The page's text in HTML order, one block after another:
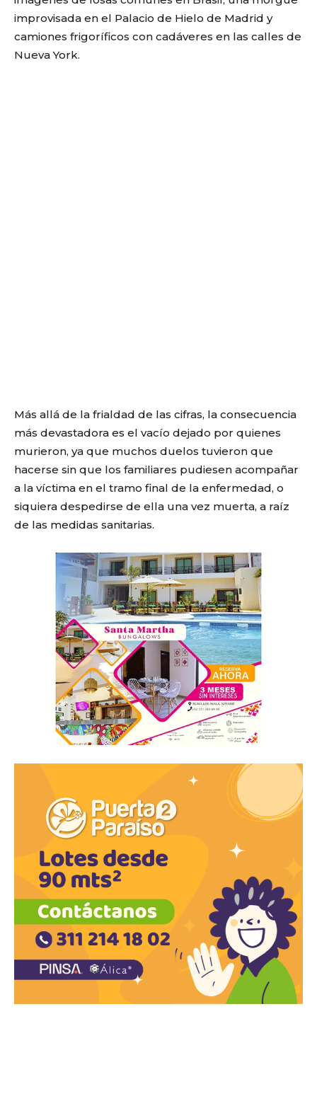
improvisada en el Palacio de Hielo de Madrid y
camiones frigoríficos con cadáveres en las calles de
Nueva York.
Más allá de la frialdad de las cifras, la consecuencia
más devastadora es el vacío dejado por quienes
murieron, ya que muchos duelos tuvieron que
hacerse sin que los familiares pudiesen acompañar
a la víctima en el tramo final de la enfermedad, o
siquiera despedirse de ella una vez muerta, a raíz
de las medidas sanitarias.